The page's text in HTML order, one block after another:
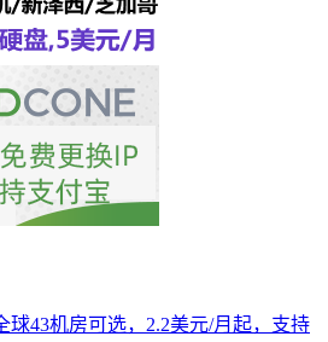
球43机房可选，2.2美元/月起，支持